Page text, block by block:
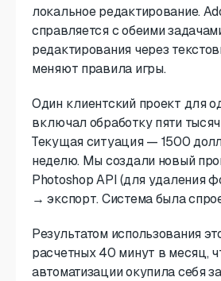
локальное редактирование.
справляется с обеими
редактирования через
меняют правила игры.
Один клиентский проект для
включал обработку пяти
Текущая ситуация — 1500
неделю. Мы создали новый
Photoshop API (для удаления
→ экспорт. Система была
Результатом использования
расчетных 40 минут в месяц,
автоматизации окупила себя